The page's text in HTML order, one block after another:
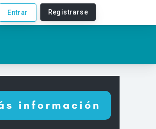
Entrar Registrarse